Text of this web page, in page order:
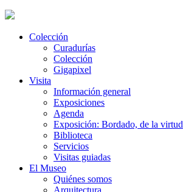
Colección
Curadurías
Colección
Gigapixel
Visita
Información general
Exposiciones
Agenda
Exposición: Bordado, de la virtud
Biblioteca
Servicios
Visitas guiadas
El Museo
Quiénes somos
Arquitectura